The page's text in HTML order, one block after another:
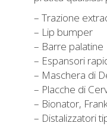
– Trazione
– Lip bumper
– Barre palatine
– Espansori
– Maschera di
– Placche di
– Bionator,
– Distalizzatori